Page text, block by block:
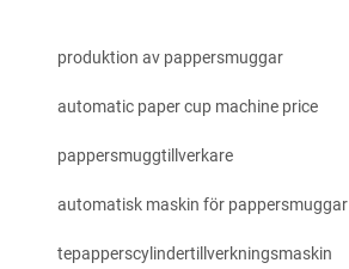
produktion av pappersmuggar
automatic paper cup machine price
pappersmuggtillverkare
automatisk maskin för pappersmuggar
tepapperscylindertillverkningsmaskin